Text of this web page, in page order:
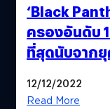
‘Black
ครองอันดับ
ที่สุดนับจาก
12/12/2022
Read More